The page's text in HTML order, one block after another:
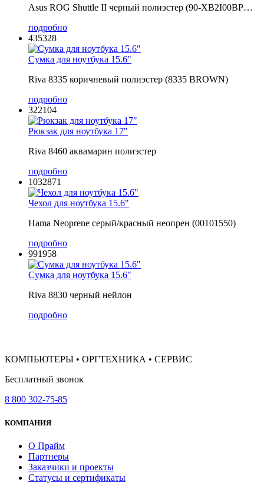
Asus ROG Shuttle II черный полиэстер (90-XB2I00BP…
подробно
435328
Сумка для ноутбука 15.6"
Riva 8335 коричневый полиэстер (8335 BROWN)
подробно
322104
Рюкзак для ноутбука 17"
Riva 8460 аквамарин полиэстер
подробно
1032871
Чехол для ноутбука 15.6"
Hama Neoprene серый/красный неопрен (00101550)
подробно
991958
Сумка для ноутбука 15.6"
Riva 8830 черный нейлон
подробно
КОМПЬЮТЕРЫ • ОРГТЕХНИКА • СЕРВИС
Бесплатный звонок
8 800 302-75-85
КОМПАНИЯ
О Прайм
Партнеры
Заказчики и проекты
Статусы и сертификаты